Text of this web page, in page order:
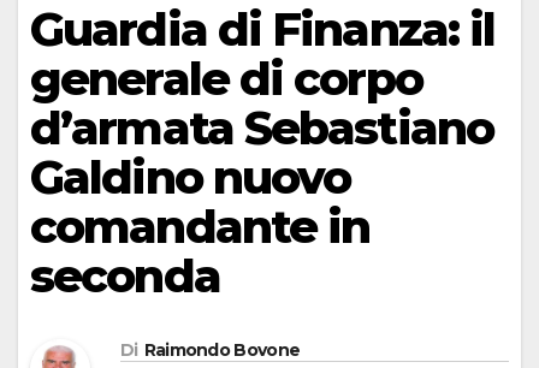
Guardia di Finanza: il
generale di corpo
d’armata Sebastiano
Galdino nuovo
comandante in
seconda
Di Raimondo Bovone